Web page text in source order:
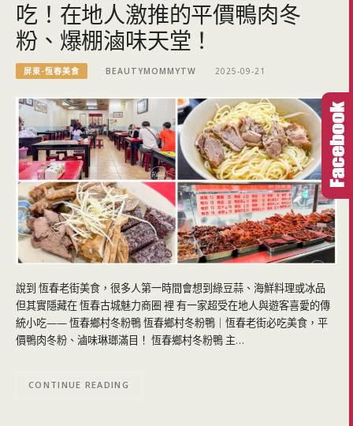
吃！在地人激推的平價鴨肉冬
粉、爆棚滷味天堂！
屏東-恆春美食 BEAUTYMOMMYTW 2025-09-21
說到 恆春老街美食，很多人第一時間會想到綠豆蒜、海鮮料理或冰品
但其實隱藏在 恆春古城魅力商圈 裡 有一家超受在地人與遊客喜愛的傳
統小吃—— 恆春鄉村冬粉鴨 恆春鄉村冬粉鴨｜恆春老街必吃美食，平
價鴨肉冬粉、滷味琳瑯滿目！ 恆春鄉村冬粉鴨 主…
CONTINUE READING